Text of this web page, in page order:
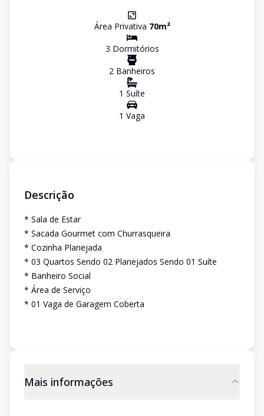
Área Privativa 70m²
3 Dormitórios
2 Banheiros
1 Suíte
1 Vaga
Descrição
* Sala de Estar
* Sacada Gourmet com Churrasqueira
* Cozinha Planejada
* 03 Quartos Sendo 02 Planejados Sendo 01 Suíte
* Banheiro Social
* Área de Serviço
* 01 Vaga de Garagem Coberta
Mais informações